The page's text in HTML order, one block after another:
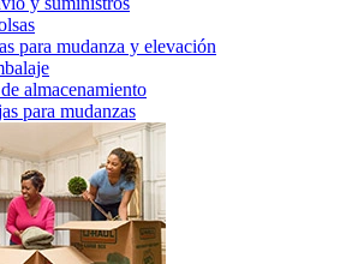
para mudanza y elevación
almacenamiento
para mudanzas